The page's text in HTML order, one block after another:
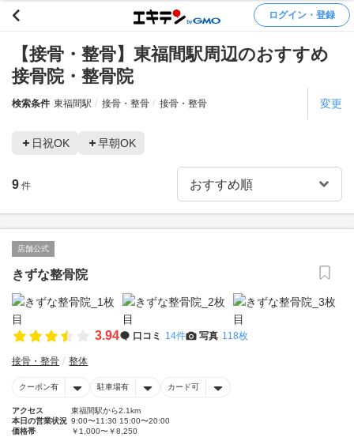
ログイン・登録
【接骨・整骨】東福間駅周辺のおすすめ
接骨院・整骨院
検索条件 東福間駅 接骨・整骨 接骨・整骨 変更
日祝OK 早朝OK
9 件
店舗公式
きずな整骨院
3.94 口コミ 14件 写真 118枚
接骨・整骨 整体
クーポン有 駐車場有 カード可
アクセス
東福間駅から2.1km
本日の営業状況 9:00〜11:30 15:00〜20:00
価格帯
￥1,000〜￥8,250